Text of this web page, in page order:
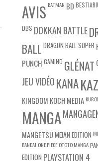
AVIS BATMAN BD
DBS DOKKAN BATTLE
BALL DRAGON BALL SUPER
PUNCH GAMING GLÉNAT
JEU VIDÉOKANA
KINGDOM KOCH MEDIA
MANGA
MANGETSUMEIAN EDITION
BANDAI ONE PIECE OTOTO MANGA
EDITION PLAYSTATION 4